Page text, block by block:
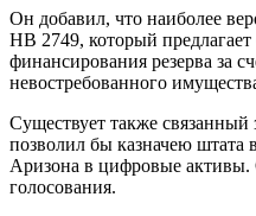
Он добавил, что наиболее
HB 2749, который
финансирования резерва за
невостребованного
Существует также связанный
позволил бы казначею штата
Аризона в цифровые
голосования.